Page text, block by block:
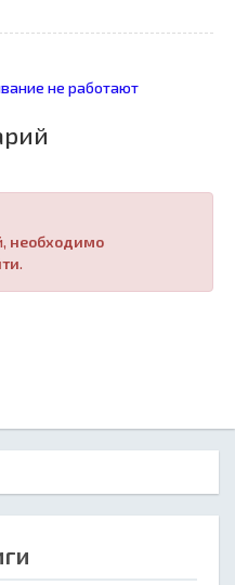
не работают
необходимо
.